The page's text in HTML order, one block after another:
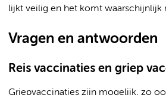
lijkt veilig en het komt waarschijnlijk
Vragen en antwoorden
Reis vaccinaties en griep
Griepvaccinaties zijn mogelijk, zo